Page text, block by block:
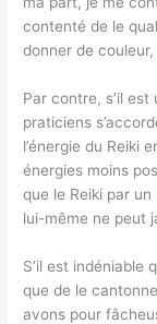
contenté de le
donner de
Par contre, s’il
praticiens
l’énergie du Reiki
énergies moins
que le Reiki par
lui-même ne peut
S’il est indéniable
que de le
avons pour